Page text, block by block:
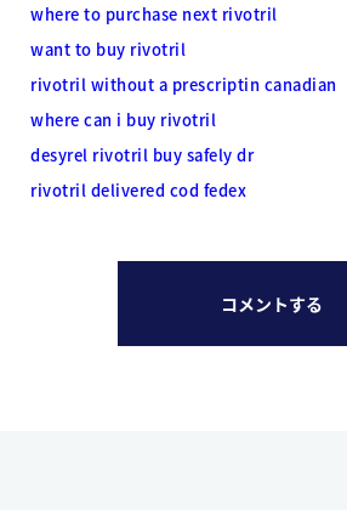
where to purchase next rivotril
want to buy rivotril
rivotril without a prescriptin canadian
where can i buy rivotril
desyrel rivotril buy safely dr
rivotril delivered cod fedex
コメントする